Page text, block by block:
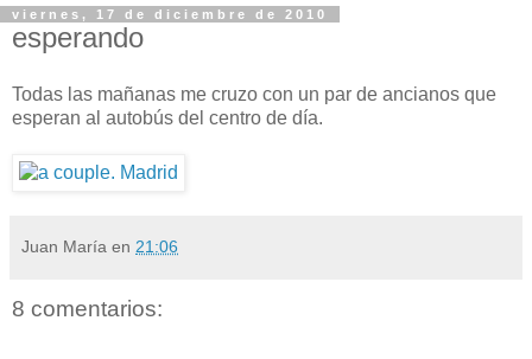
viernes, 17 de diciembre de 2010
esperando
Todas las mañanas me cruzo con un par de ancianos que
esperan al autobús del centro de día.
Juan María en 21:06
8 comentarios: